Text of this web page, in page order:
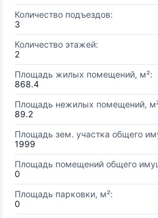
Количество подъездов:
3
Количество этажей:
2
Площадь жилых помещений, м²:
868.4
Площадь нежилых помещений,
89.2
Площадь зем. участка общего
1999
Площадь помещений общего
0
Площадь парковки, м²:
0